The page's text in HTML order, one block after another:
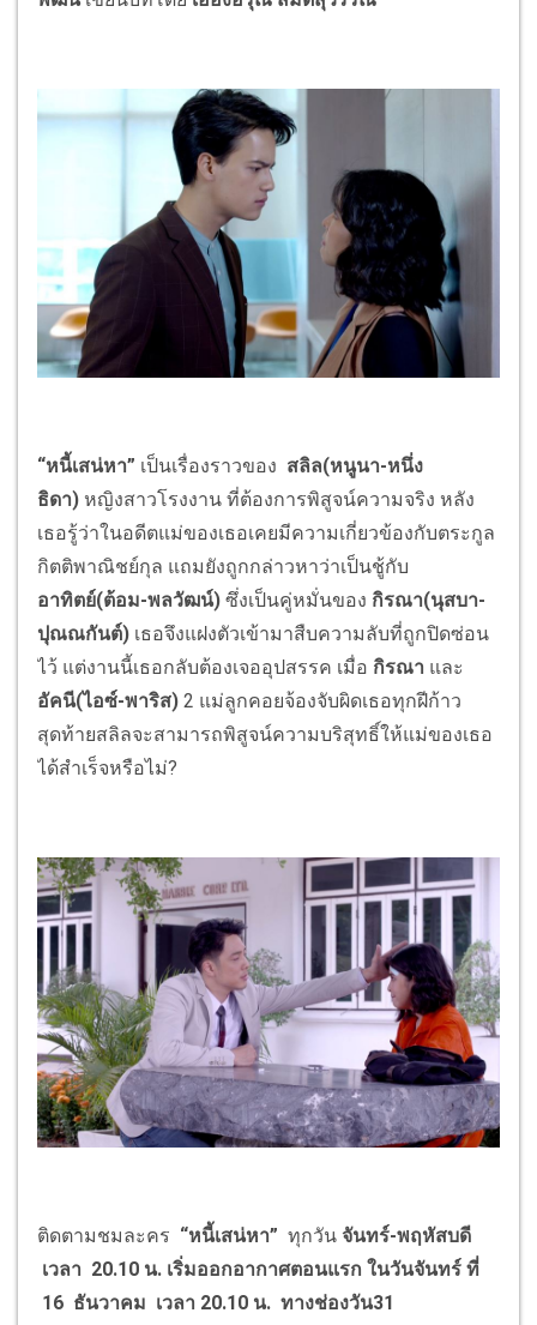
“หนี้เสน่หา” เป็นเรื่องราวของ สลิล(หนูนา-หนึ่ง
ธิดา) หญิงสาวโรงงาน ที่ต้องการพิสูจน์ความจริง หลัง
เธอรู้ว่าในอดีตแม่ของเธอเคยมีความเกี่ยวข้องกับตระกูล
กิตติพาณิชย์กุล แถมยังถูกกล่าวหาว่าเป็นชู้กับ
อาทิตย์(ต้อม-พลวัฒน์) ซึ่งเป็นคู่หมั่นของ กิรณา(นุสบา-
ปุณณกันต์) เธอจึงแฝงตัวเข้ามาสืบความลับที่ถูกปิดซ่อน
ไว้ แต่งานนี้เธอกลับต้องเจออุปสรรค เมื่อ กิรณา และ
อัคนี(ไอซ์-พาริส) 2 แม่ลูกคอยจ้องจับผิดเธอทุกฝีก้าว
สุดท้ายสลิลจะสามารถพิสูจน์ความบริสุทธิ์ให้แม่ของเธอ
ได้สำเร็จหรือไม่?
ติดตามชมละคร “หนี้เสน่หา” ทุกวัน จันทร์-พฤหัสบดี
เวลา 20.10 น. เริ่มออกอากาศตอนแรก ในวันจันทร์ ที่
16 ธันวาคม เวลา 20.10 น. ทางช่องวัน31